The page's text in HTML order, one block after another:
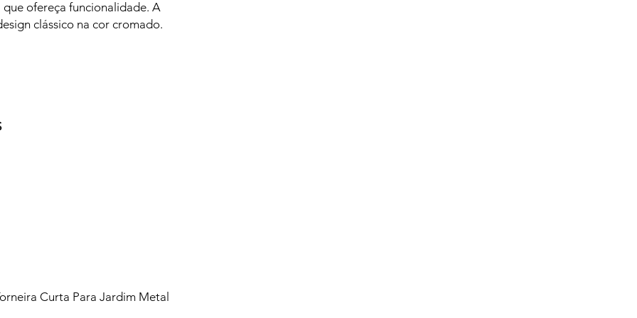
ofereça funcionalidade. A
clássico na cor cromado.
Curta Para Jardim Metal